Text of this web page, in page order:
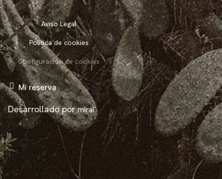
Aviso Legal
Política de cookies
Configuración de cookies
Mi reserva
Desarrollado pormirai